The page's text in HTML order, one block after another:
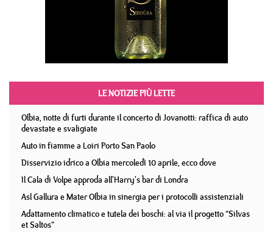
LE NOTIZIE PIÙ LETTE
Olbia, notte di furti durante il concerto di Jovanotti: raffica di auto
devastate e svaligiate
Auto in fiamme a Loiri Porto San Paolo
Disservizio idrico a Olbia mercoledì 10 aprile, ecco dove
Il Cala di Volpe approda all'Harry's bar di Londra
Asl Gallura e Mater Olbia in sinergia per i protocolli assistenziali
Adattamento climatico e tutela dei boschi: al via il progetto “Silvas
et Saltos”